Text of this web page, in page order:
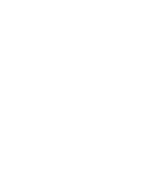
de la licence